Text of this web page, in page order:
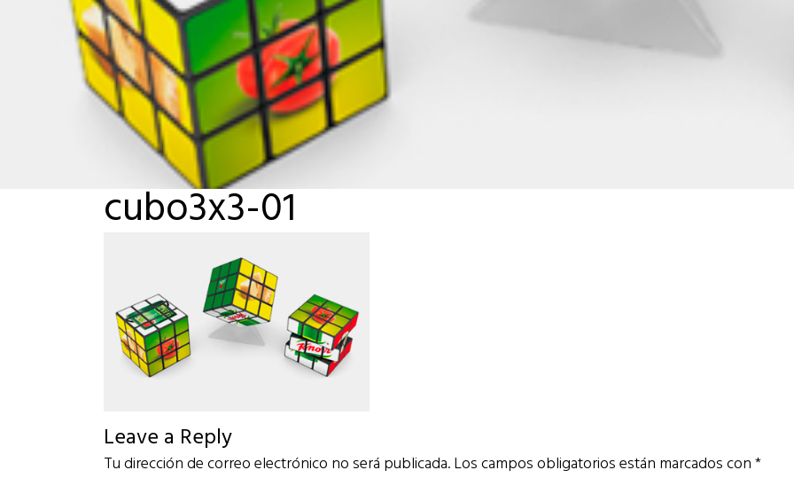
cubo3x3-01
Leave a Reply
Tu dirección de correo electrónico no será publicada.Los campos obligatorios están marcados con*